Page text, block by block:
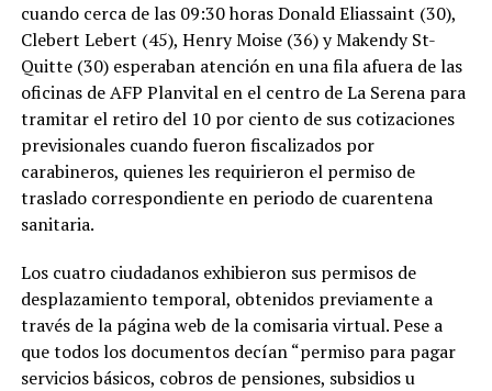
cuando cerca de las 09:30 horas Donald Eliassaint (30),
Clebert Lebert (45), Henry Moise (36) y Makendy St-
Quitte (30) esperaban atención en una fila afuera de las
oficinas de AFP Planvital en el centro de La Serena para
tramitar el retiro del 10 por ciento de sus cotizaciones
previsionales cuando fueron fiscalizados por
carabineros, quienes les requirieron el permiso de
traslado correspondiente en periodo de cuarentena
sanitaria.
Los cuatro ciudadanos exhibieron sus permisos de
desplazamiento temporal, obtenidos previamente a
través de la página web de la comisaria virtual. Pese a
que todos los documentos decían “permiso para pagar
servicios básicos, cobros de pensiones, subsidios u